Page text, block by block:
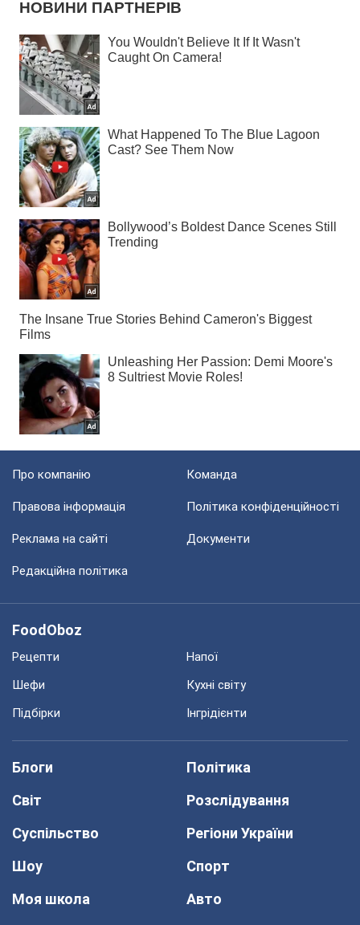
Про компанію Команда
Правова інформація Політика конфіденційності
Реклама на сайті Документи
Редакційна політика
FoodOboz
Рецепти
Напої
Шефи
Кухні світу
Підбірки
Інгрідієнти
Блоги
Політика
Світ
Розслідування
Суспільство
Регіони України
Шоу
Спорт
Моя школа
Авто